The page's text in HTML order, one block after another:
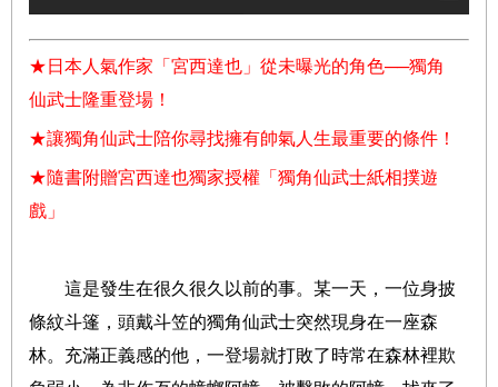
★日本人氣作家「宮西達也」從未曝光的角色──獨角
仙武士隆重登場！
★讓獨角仙武士陪你尋找擁有帥氣人生最重要的條件！
★隨書附贈宮西達也獨家授權「獨角仙武士紙相撲遊
戲」
這是發生在很久很久以前的事。某一天，一位身披
條紋斗篷，頭戴斗笠的獨角仙武士突然現身在一座森
林。充滿正義感的他，一登場就打敗了時常在森林裡欺